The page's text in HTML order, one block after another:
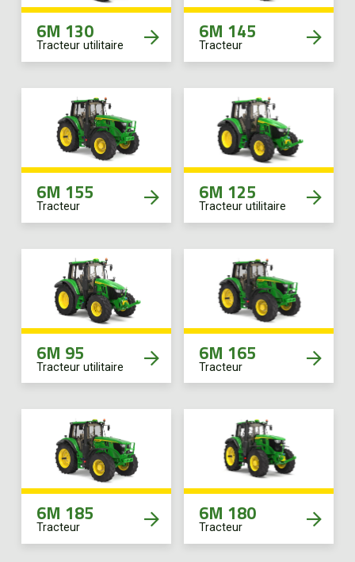
6M 130
Tracteur utilitaire
6M 145
Tracteur
6M 155
Tracteur
6M 125
Tracteur utilitaire
6M 95
Tracteur utilitaire
6M 165
Tracteur
6M 185
Tracteur
6M 180
Tracteur